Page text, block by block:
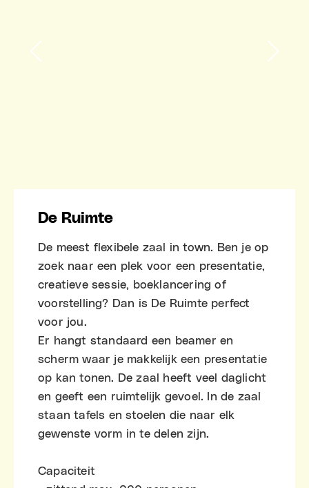
De Ruimte
De meest flexibele zaal in town. Ben je op
zoek naar een plek voor een presentatie,
creatieve sessie, boeklancering of
voorstelling? Dan is De Ruimte perfect
voor jou.
Er hangt standaard een beamer en
scherm waar je makkelijk een presentatie
op kan tonen. De zaal heeft veel daglicht
en geeft een ruimtelijk gevoel. In de zaal
staan tafels en stoelen die naar elk
gewenste vorm in te delen zijn.
Capaciteit